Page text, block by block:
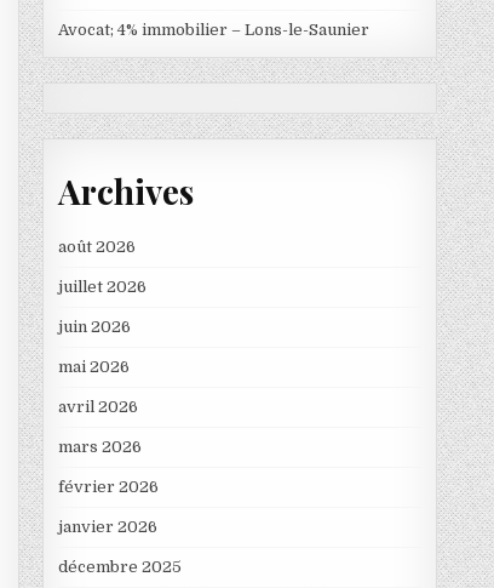
Avocat; 4% immobilier – Lons-le-Saunier
Archives
août 2026
juillet 2026
juin 2026
mai 2026
avril 2026
mars 2026
février 2026
janvier 2026
décembre 2025